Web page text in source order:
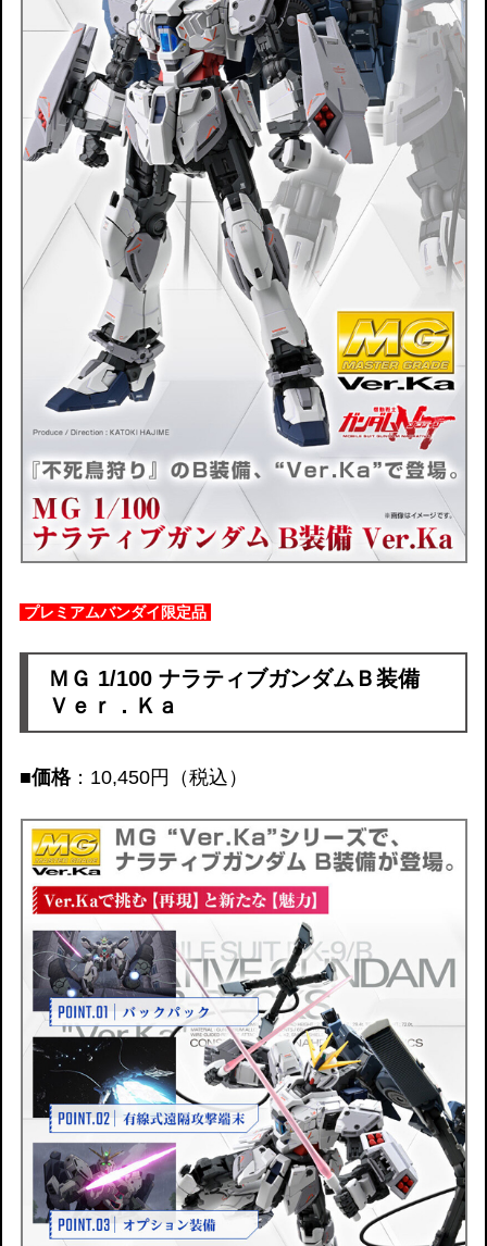
プレミアムバンダイ限定品
ＭＧ 1/100 ナラティブガンダムＢ装備
Ｖｅｒ．Ｋａ
■価格：10,450円（税込）